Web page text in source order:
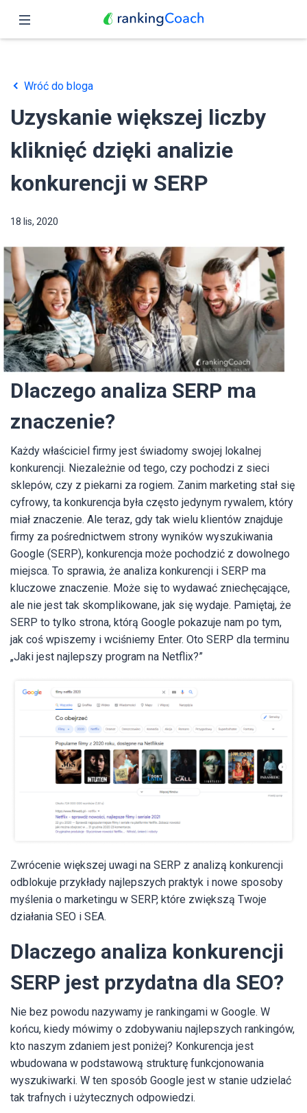
Funkcje
Ceny
Partnerzy
Blog
Polski
Wróć do bloga
Uzyskanie większej liczby
kliknięć dzięki analizie
konkurencji w SERP
18 lis, 2020
Dlaczego analiza SERP ma
znaczenie?
Każdy właściciel firmy jest świadomy swojej lokalnej
konkurencji. Niezależnie od tego, czy pochodzi z sieci
sklepów, czy z piekarni za rogiem. Zanim marketing stał się
cyfrowy, ta konkurencja była często jedynym rywalem, który
miał znaczenie. Ale teraz, gdy tak wielu klientów znajduje
firmy za pośrednictwem strony wyników wyszukiwania
Google (SERP), konkurencja może pochodzić z dowolnego
miejsca. To sprawia, że analiza konkurencji i SERP ma
kluczowe znaczenie. Może się to wydawać zniechęcające,
ale nie jest tak skomplikowane, jak się wydaje. Pamiętaj, że
SERP to tylko strona, którą Google pokazuje nam po tym,
jak coś wpiszemy i wciśniemy Enter. Oto SERP dla terminu
„Jaki jest najlepszy program na Netflix?”
Zwrócenie większej uwagi na SERP z analizą konkurencji
odblokuje przykłady najlepszych praktyk i nowe sposoby
myślenia o marketingu w SERP, które zwiększą Twoje
działania SEO i SEA.
Dlaczego analiza konkurencji
SERP jest przydatna dla SEO?
Nie bez powodu nazywamy je rankingami w Google. W
końcu, kiedy mówimy o zdobywaniu najlepszych rankingów,
kto naszym zdaniem jest poniżej? Konkurencja jest
wbudowana w podstawową strukturę funkcjonowania
wyszukiwarki. W ten sposób Google jest w stanie udzielać
tak trafnych i użytecznych odpowiedzi.